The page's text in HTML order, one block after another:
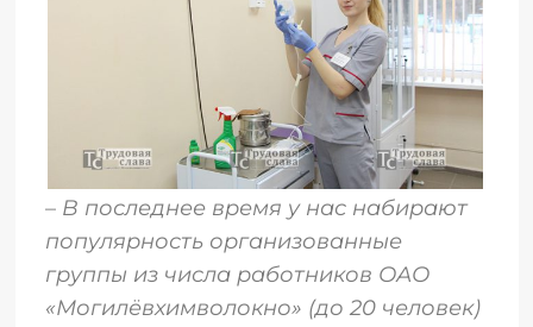
–В последнее время у нас набирают
популярность организованные
группы из числа работников ОАО
«Могилёвхимволокно» (до 20 человек)